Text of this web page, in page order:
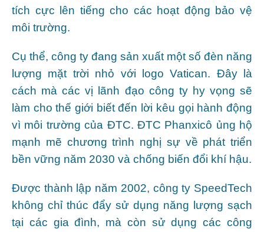
tích cực lên tiếng cho các hoạt động bảo vệ
môi trường.
Cụ thể, công ty đang sản xuất một số đèn năng
lượng mặt trời nhỏ với logo Vatican. Đây là
cách mà các vị lãnh đạo công ty hy vọng sẽ
làm cho thế giới biết đến lời kêu gọi hành động
vì môi trường của ĐTC. ĐTC Phanxicô ủng hộ
mạnh mẽ chương trình nghị sự về phát triển
bền vững năm 2030 và chống biến đổi khí hậu.
Được thành lập năm 2002, công ty SpeedTech
không chỉ thúc đẩy sử dụng năng lượng sạch
tại các gia đình, mà còn sử dụng các công